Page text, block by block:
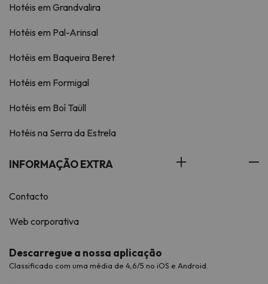
Hotéis em Grandvalira
Hotéis em Pal-Arinsal
Hotéis em Baqueira Beret
Hotéis em Formigal
Hotéis em Boí Taüll
Hotéis na Serra da Estrela
INFORMAÇÃO EXTRA
Contacto
Web corporativa
Descarregue a nossa aplicação
Classificado com uma média de 4,6/5 no iOS e Android.